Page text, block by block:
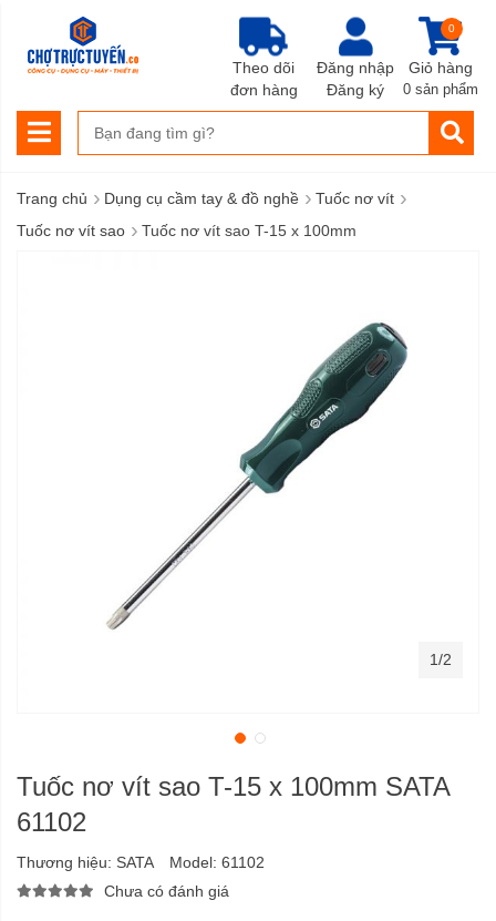
Đăng nhập
Đăng ký
Giỏ hàng
0
0 sản phẩm
Theo dõi
đơn hàng
Trang chủ › Dụng cụ cầm tay & đồ nghề › Tuốc nơ vít ›
Tuốc nơ vít sao › Tuốc nơ vít sao T-15 x 100mm
Tuốc nơ vít sao T-15 x 100mm SATA
61102
Thương hiệu: SATA Model: 61102
Chưa có đánh giá
1/2